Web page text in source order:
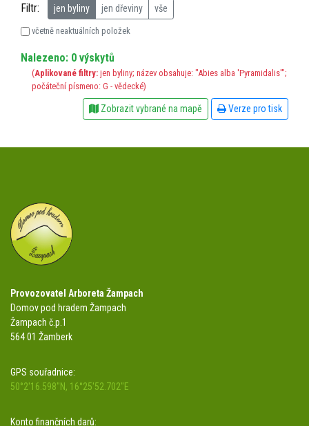
Filtr: jen byliny jen dřeviny vše
včetně neaktuálních položek
Nalezeno: 0 výskytů
(Aplikované filtry: jen byliny; název obsahuje: "Abies alba 'Pyramidalis'";
počáteční písmeno: G - vědecké)
Zobrazit vybrané na mapě Verze pro tisk
Provozovatel Arboreta Žampach
Domov pod hradem Žampach
Žampach č.p.1
564 01 Žamberk
GPS souřadnice:
50°2'16.598"N, 16°25'52.702"E
Konto finančních darů: